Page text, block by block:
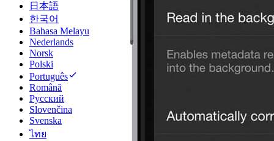
日本語
한국어
Bahasa Melayu
Nederlands
Norsk
Polski
Português
Română
Русский
Slovenčina
Svenska
ไทย